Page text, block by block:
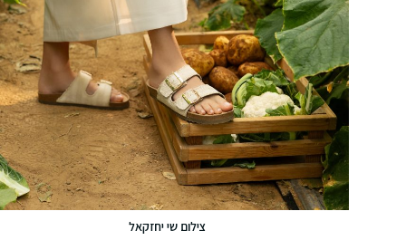
צילום שי יחזקאל